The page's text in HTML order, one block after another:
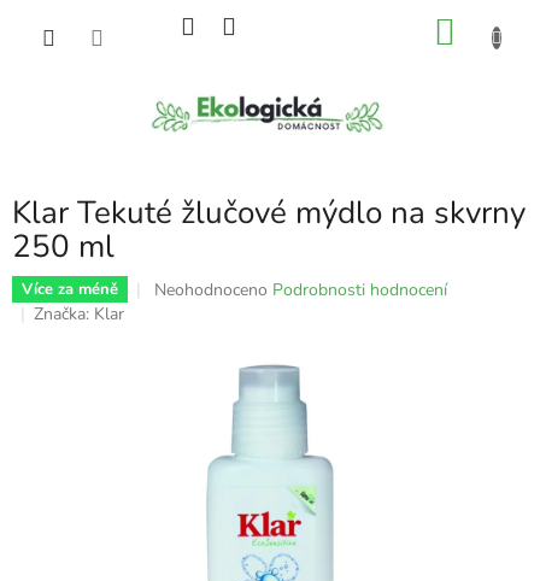
Klar Tekuté žlučové mýdlo na skvrny
250 ml
Více za méně
Průměrné
Neohodnoceno Podrobnosti hodnocení
Značka: Klar